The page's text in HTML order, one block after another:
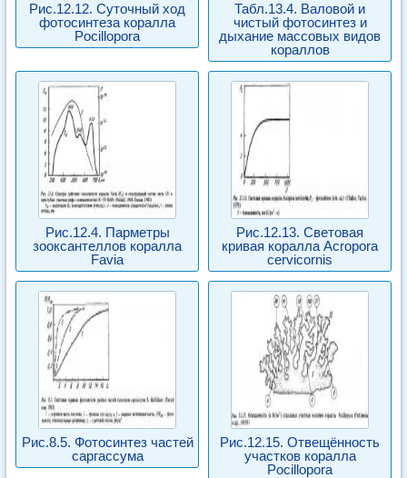
Рис.12.12. Суточный ход
фотосинтеза коралла
Pocillopora
Табл.13.4. Валовой и
чистый фотосинтез и
дыхание массовых видов
кораллов
Рис.12.4. Парметры
зооксантеллов коралла
Favia
Рис.12.13. Световая
кривая коралла Acropora
cervicornis
Рис.8.5. Фотосинтез частей
саргассума
Рис.12.15. Отвещённость
участков коралла
Pocillopora